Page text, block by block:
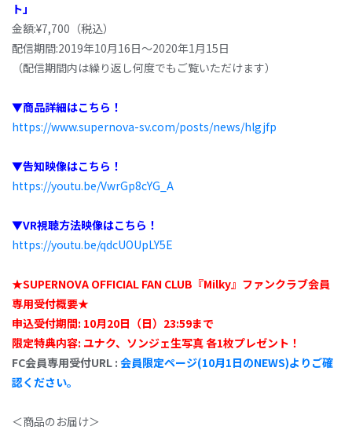
ト」
金額:¥7,700（税込）
配信期間:2019年10月16日～2020年1月15日
（配信期間内は繰り返し何度でもご覧いただけます）
▼商品詳細はこちら！
https://www.supernova-sv.com/posts/news/hlgjfp
▼告知映像はこちら！
https://youtu.be/VwrGp8cYG_A
▼VR視聴方法映像はこちら！
https://youtu.be/qdcUOUpLY5E
★SUPERNOVA OFFICIAL FAN CLUB『Milky』ファンクラブ会員
専用受付概要★
申込受付期間: 10月20日（日）23:59まで
限定特典内容: ユナク、ソンジェ生写真 各1枚プレゼント！
FC会員専用受付URL : 会員限定ページ(10月1日のNEWS)よりご確
認ください。
＜商品のお届け＞